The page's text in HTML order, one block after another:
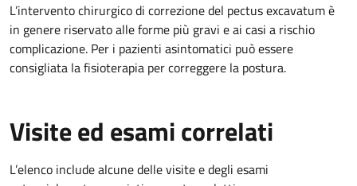
L’intervento chirurgico di correzione del pectus excavatum è
in genere riservato alle forme più gravi e ai casi a rischio
complicazione. Per i pazienti asintomatici può essere
consigliata la fisioterapia per correggere la postura.
Visite ed esami correlati
L’elenco include alcune delle visite e degli esami